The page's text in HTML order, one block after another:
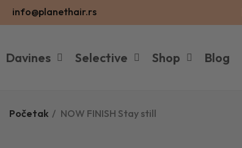
info@planethair.rs
Davines Selective Shop Blog
Početak NOW FINISH Stay still